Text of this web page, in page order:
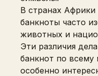
В странах
банкноты часто
животных и
Эти различия
банкнот по
особенно